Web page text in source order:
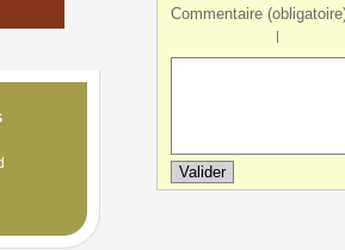
Commentaire
|